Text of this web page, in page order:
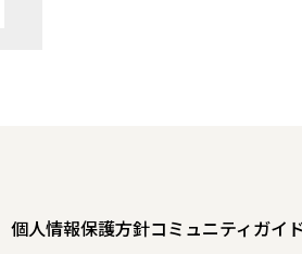
個人情報保護方針コミュニティガイ